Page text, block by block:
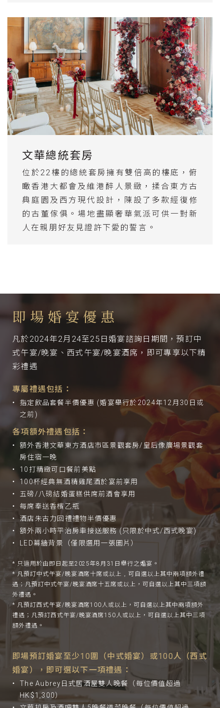
文華總統套房
位於22樓的總統套房擁有雙倍高的樓底，俯
瞰香港大都會及維港醉人景緻，揉合東方古
典庭園及西方現代設計，陳設了多款經復修
的古董傢俱。場地盡顯奢華氣派可供一對新
人在親朋好友見證許下愛的誓言。
即場婚宴優惠
凡於2024年2月24至25日婚宴諮詢日期間，預訂中
式午宴/晚宴、西式午宴/晚宴酒席，即可專享以下精
彩禮遇
專屬禮遇包括：
指定飲品套餐半價優惠 (婚宴舉行於2024年12月30日或
之前)
各項額外禮遇包括：
額外香港文華東方酒店市區景觀套房/皇后像廣場景觀套
房住宿一晚
10打精緻可口餐前美點
100杯經典無酒精雞尾酒於宴前享用
五磅/八磅結婚蛋糕供席前酒會享用
每席奉送香檳乙瓶
酒店朱古力回禮禮物半價優惠
額外兩小時平治房車接送服務 (只限於中式/西式晚宴)
LED幕牆背景（僅限選用一張圖片）
* 只適用於由即日起至2025年8月31日舉行之婚宴。
* 凡預訂中式午宴/晚宴酒席十席或以上﹐可自選以上其中兩項額外禮
遇；凡預訂中式午宴/晚宴酒席十五席或以上，可自選以上其中三項額
外禮遇。
* 凡預訂西式午宴/晚宴酒席100人或以上，可自選以上其中兩項額外
禮遇；凡預訂西式午宴/晚宴酒席150人或以上，可自選以上其中三項
額外禮遇。
即場預訂婚宴至少10圍（中式婚宴）或100人（西式
婚宴）， 即可選以下一項禮遇：
The Aubrey日式居酒屋雙人晚餐（每位價值超過
HK$1,300）